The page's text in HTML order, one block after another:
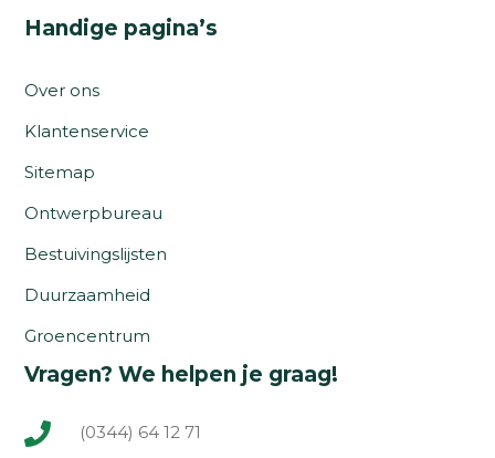
Handige pagina’s
Over ons
Klantenservice
Sitemap
Ontwerpbureau
Bestuivingslijsten
Duurzaamheid
Groencentrum
Vragen? We helpen je graag!
(0344) 64 12 71